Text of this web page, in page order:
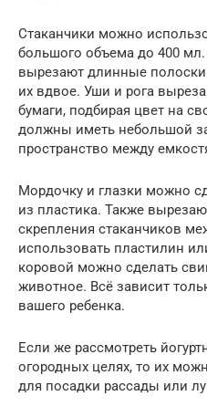
Стаканчики можно
большого объема до 400
вырезают длинные
их вдвое. Уши и рога
бумаги, подбирая цвет на
должны иметь небольшой
пространство между
Мордочку и глазки можно
из пластика. Также
скрепления стаканчиков
использовать пластилин
коровой можно сделать
животное. Всё зависит
вашего ребенка.
Если же рассмотреть
огородных целях, то их
для посадки рассады или